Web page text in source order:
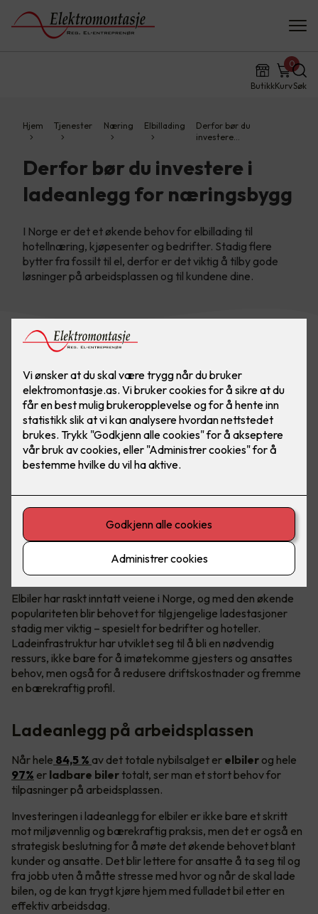
ButikkKurv
0
Søk
Hjem Tjenester Næring Elbillading
Derfor bør du
investere…
Derfor bør du investere i
ladeanlegg for næringsbygg
I Norge er det et økende behov for elbillading til
hotellnæring, kjøpesenter og bedrifter. Stadig flere
bytter fra fossilt til el, derfor er det viktig å tilby gode
løsninger på arbeidsplassen og til kundene dine.
enklere ved å installere ladeanlegg på arbeidsplassen.
Foto: Marthe Thu (Zaptec)
Utskifting til elbiler
Elbiler har raskt inntatt veiene i Norge, og med den økende
populariteten blir behovet for tilgjengelige ladestasjoner
stadig mer viktig – spesielt for bedrifter og hoteller.
Ladeinfrastruktur har utviklet seg til å bli en nødvendig
ressurs, ikke bare for å imøtekomme gjesters og ansattes
behov, men også for å redusere driftskostnader og fremme
en bærekraftig profil.
Ladeanlegg på arbeidsplassen
Når hele 84,5 % av det totale nybilsalget er elbiler og hele
97% er ladbare biler totalt, ser man et stort behov for
tilpasninger på arbeidsplassen.
Investeringen i ladeanlegg for elbiler er ikke bare et skritt
mot miljøvennlig og bærekraftig praksis, men det er også en
strategisk beslutning for å møte det økende behovet blant
kunder og ansatte. Det blir lettere for ansatte å ta seg til og
fra jobb uten å måtte stresse med hvor og når de skal lade
bilen, og de kan trygt kjøre hjem med fulladet bil etter en
effektiv arbeidsdag.